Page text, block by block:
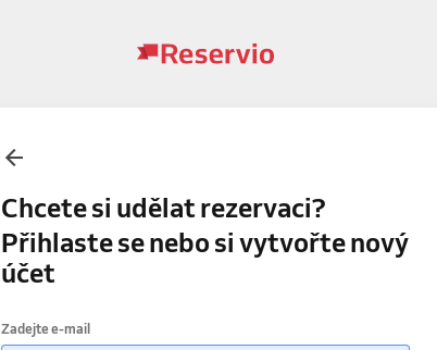
Chcete si udělat rezervaci?
Přihlaste se nebo si vytvořte nový
účet
Zadejte e-mail